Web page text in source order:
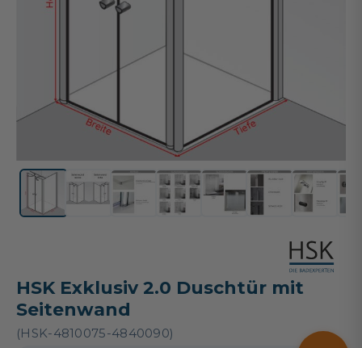
HSK Exklusiv 2.0 Duschtür mit
Seitenwand
(HSK-4810075-4840090)